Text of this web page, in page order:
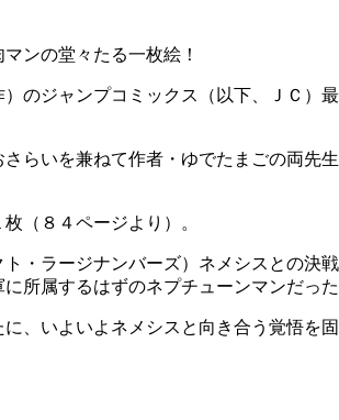
ンの堂々たる一枚絵！
）のジャンプコミックス（以下、ＪＣ）
らいを兼ねて作者・ゆでたまごの両先
（８４ページより）。
・ラージナンバーズ）ネメシスとの決
所属するはずのネプチューンマンだった
、いよいよネメシスと向き合う覚悟を